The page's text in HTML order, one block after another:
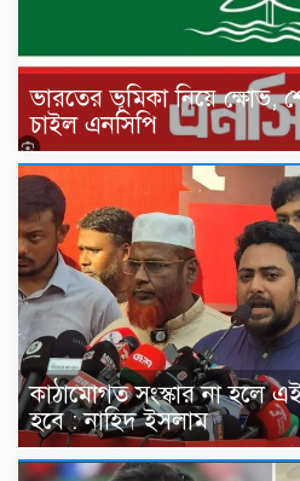
ভারতের ভূমিকা নিয়ে ক্ষোভ,
চাইল এনসিপি
কাঠামোগত সংস্কার না হলে
হবে : নাহিদ ইসলাম